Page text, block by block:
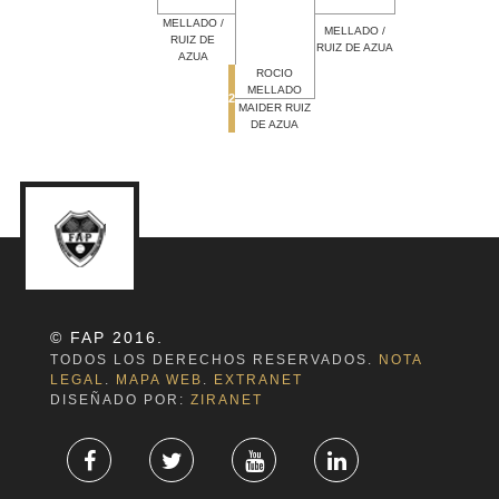
MELLADO /
RUIZ DE
AZUA
MELLADO /
RUIZ DE AZUA
2
ROCIO
MELLADO
MAIDER RUIZ
DE AZUA
© FAP 2016.
TODOS LOS DERECHOS RESERVADOS.
NOTA
LEGAL . MAPA WEB .
EXTRANET
DISEÑADO POR: ZIRANET